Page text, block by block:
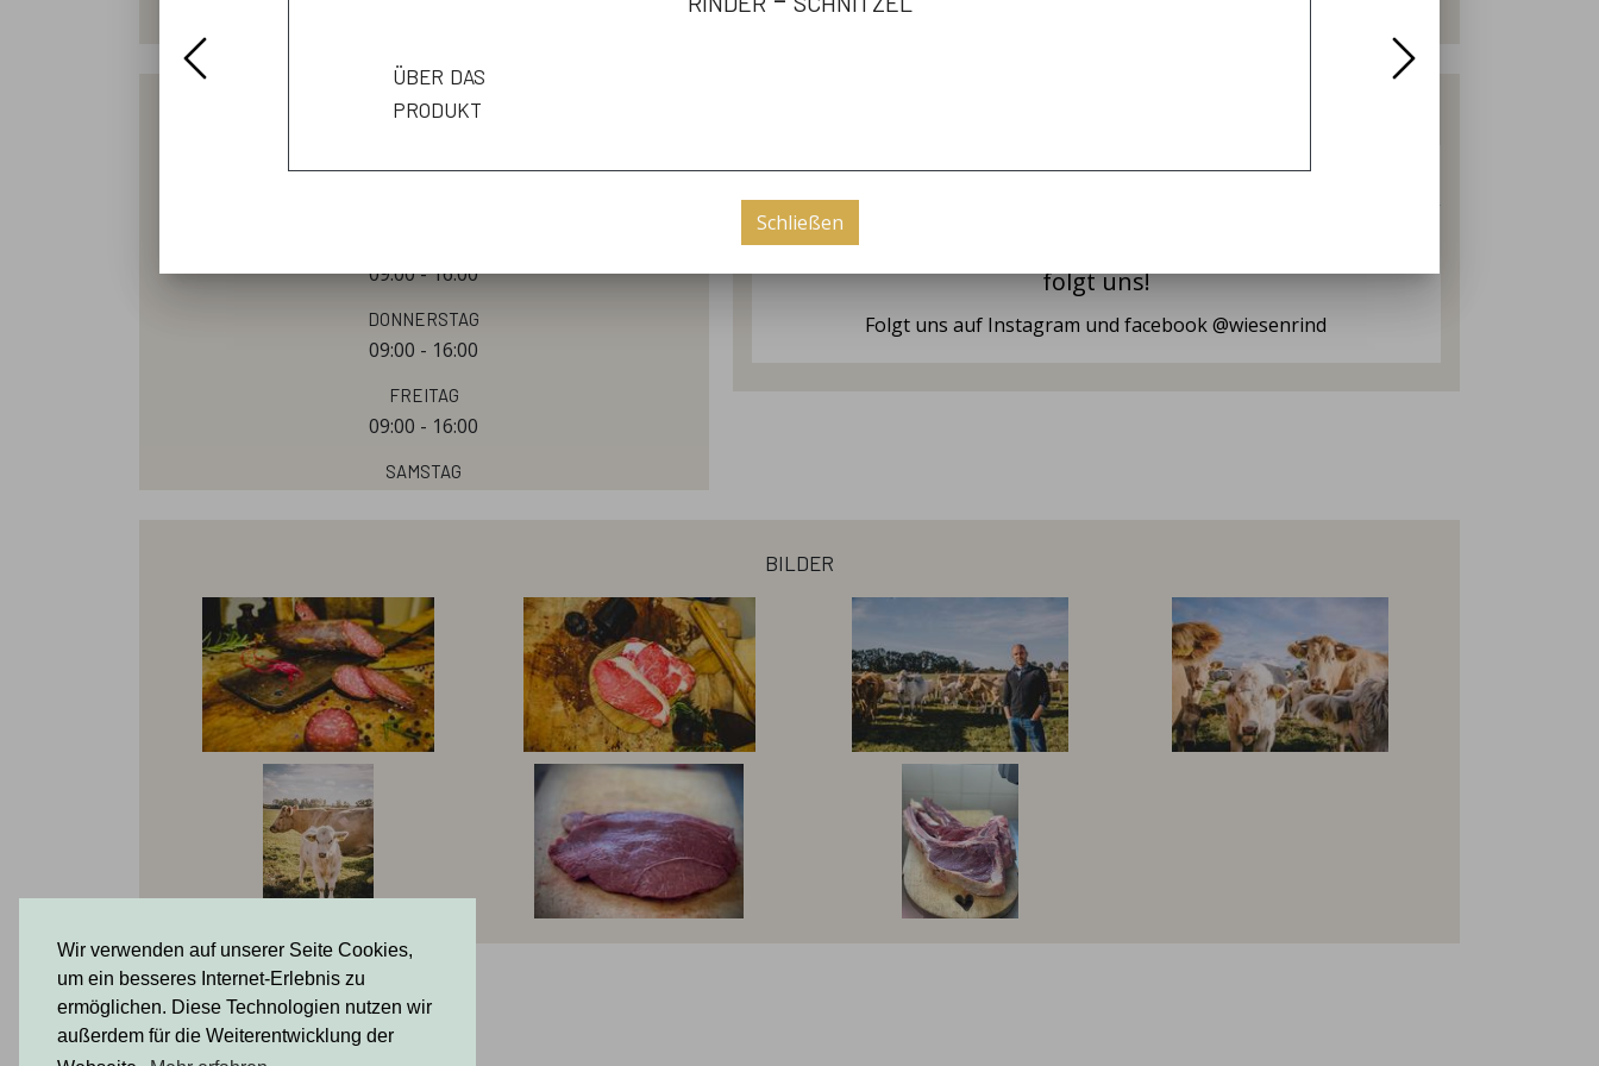
Wir verwenden auf unserer Seite Cookies,
um ein besseres Internet-Erlebnis zu
ermöglichen. Diese Technologien nutzen wir
außerdem für die Weiterentwicklung der
öffnungszeiten
Dienstag
09:00 - 16:00
Donnerstag
09:00 - 16:00
Freitag
09:00 - 16:00
Samstag
Bergsdorfer Wiesenrind
folgt uns!
Folgt uns auf Instagram und facebook @wiesenrind
bilder
über das
produkt
Schließen